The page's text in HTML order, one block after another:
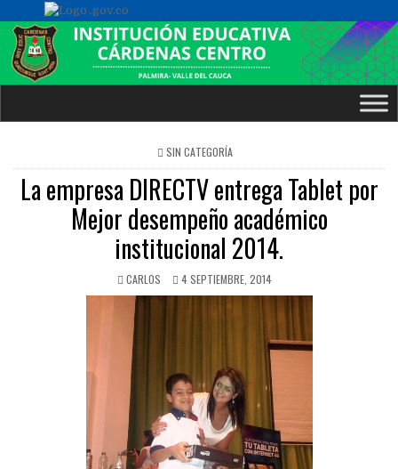
POSTED
IN
SIN CATEGORÍA
La empresa DIRECTV entrega Tablet por
Mejor desempeño académico
institucional 2014.
CARLOS 4 SEPTIEMBRE, 2014